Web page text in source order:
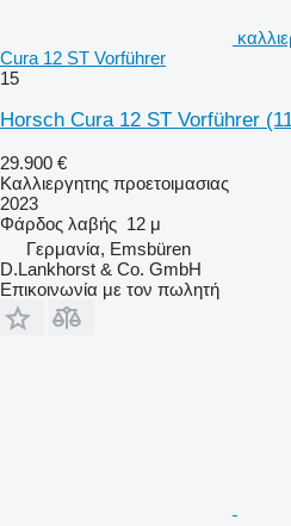
Cura 12 ST Vorführer
15
Horsch Cura 12 ST Vorführer
29.900 €
Καλλιεργητης προετοιμασιας
2023
Φάρδος λαβής 12 μ
Γερμανία, Emsbüren
D.Lankhorst & Co. GmbH
Επικοινωνία με τον πωλητή